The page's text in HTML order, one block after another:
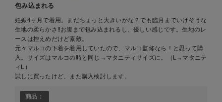
包み込まれる
妊娠4ヶ月で着用。まだちょっと大きいかな？でも臨月までいけそうな
生地の柔らかさ‼︎お腹まで包み込まれるし、優しい感じです。生地のレ
ースは控えめだけど素敵。
元々マルコの下着を着用していたので、マルコ監修なら！と思って購
入。サイズはマルコの時と同じ→マタニティサイズに。（L→マタニテ
ィL）
試しに買ったけど、また購入検討します。
商品：